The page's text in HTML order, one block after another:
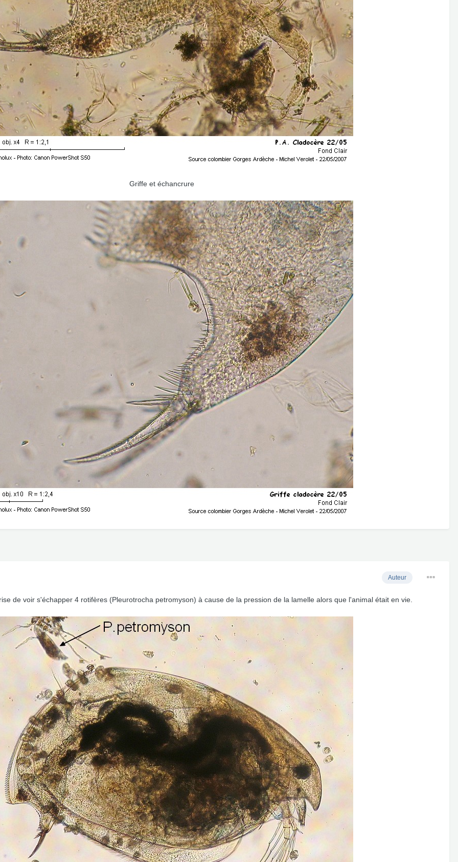
Griffe et échancrure
Auteur
de voir s'échapper 4 rotifères (Pleurotrocha petromyson) à cause de la pression de la lamelle alors que l'animal était en vie.